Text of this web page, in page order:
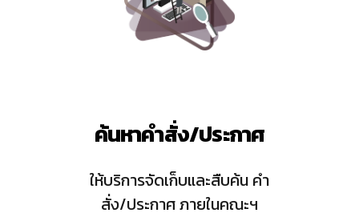
ค้นหาคำสั่ง/ประกาศ
ให้บริการจัดเก็บและสืบค้น คำ
สั่ง/ประกาศ ภายในคณะฯ